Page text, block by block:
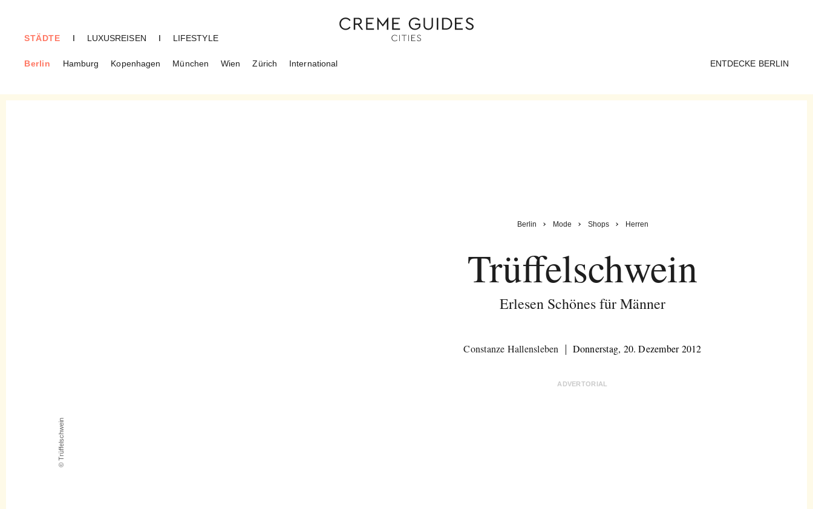
STÄDTE
Berlin Hamburg Kopenhagen München Wien Zürich International
I LUXUSREISEN I LIFESTYLE
ENTDECKE BERLIN
Berlin Mode Shops Herren
Trüffelschwein
Erlesen Schönes für Männer
Constanze Hallensleben Donnerstag, 20. Dezember 2012
ADVERTORIAL
© Trüffelschwein